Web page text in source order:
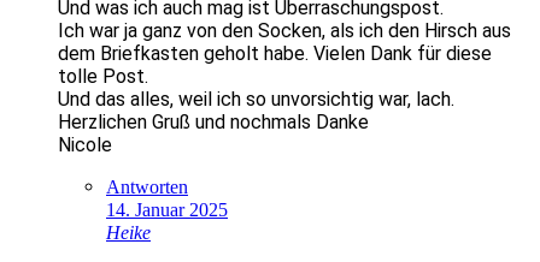
Und was ich auch mag ist Überraschungspost.
Ich war ja ganz von den Socken, als ich den Hirsch aus
dem Briefkasten geholt habe. Vielen Dank für diese
tolle Post.
Und das alles, weil ich so unvorsichtig war, lach.
Herzlichen Gruß und nochmals Danke
Nicole
Antworten
14. Januar 2025
Heike